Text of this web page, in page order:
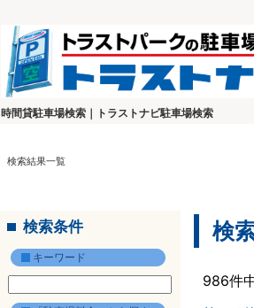
時間貸駐車場検索｜トラストナビ駐車場検索
検索結果一覧
検索条件
キーワード
検
986件